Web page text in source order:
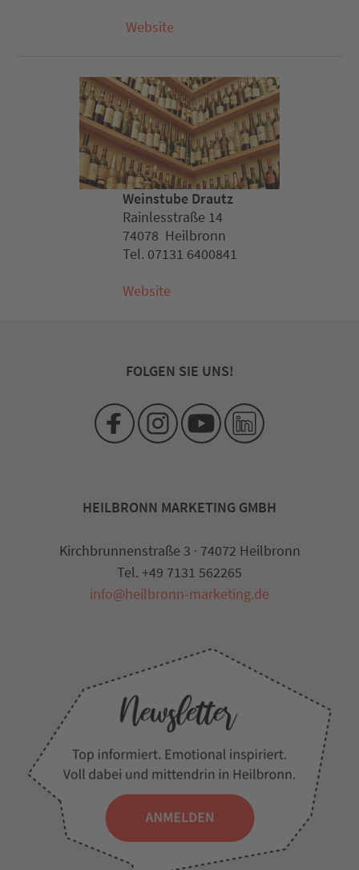
Website
Weinstube Drautz
Rainlesstraße 14
74078 Heilbronn
Tel. 07131 6400841
Website
FOLGEN SIE UNS!
HEILBRONN MARKETING GMBH
Kirchbrunnenstraße 3 · 74072 Heilbronn
Tel. +49 7131 562265
info@heilbronn-marketing.de